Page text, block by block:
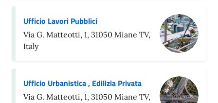
Ufficio Lavori Pubblici
Via G. Matteotti, 1, 31050 Miane TV,
Italy
Ufficio Urbanistica , Edilizia Privata
Via G. Matteotti, 1, 31050 Miane TV,